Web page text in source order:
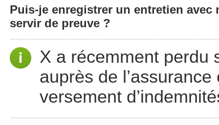
Puis-je enregistrer un entretien avec
servir de preuve ?
X a récemment perdu
auprès de
versement